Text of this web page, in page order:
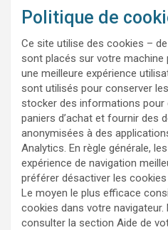
Politique de
Ce site utilise des cookies –
sont placés sur votre
une meilleure expérience
sont utilisés pour conserver
stocker des informations
paniers d’achat et fournir des
anonymisées à des
Analytics. En règle générale,
expérience de navigation
préférer désactiver les
Le moyen le plus efficace
cookies dans votre
consulter la section Aide de